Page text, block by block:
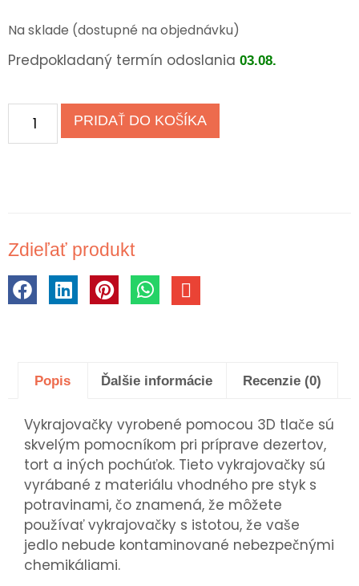
Na sklade (dostupné na objednávku)
Predpokladaný termín odoslania 03.08.
PRIDAŤ DO KOŠÍKA
Zdieľať produkt
Popis Ďalšie informácie Recenzie (0)
Vykrajovačky vyrobené pomocou 3D tlače sú
skvelým pomocníkom pri príprave dezertov,
tort a iných pochúťok. Tieto vykrajovačky sú
vyrábané z materiálu vhodného pre styk s
potravinami, čo znamená, že môžete
používať vykrajovačky s istotou, že vaše
jedlo nebude kontaminované nebezpečnými
chemikáliami.